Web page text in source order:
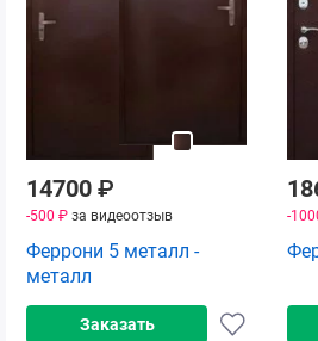
14700 ₽
-500 ₽ за видеоотзыв
Феррони 5 металл -
металл
Заказать
-